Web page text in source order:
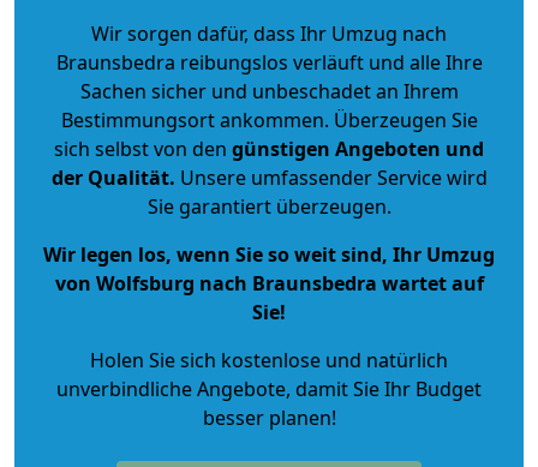
Wir sorgen dafür, dass Ihr Umzug nach
Braunsbedra reibungslos verläuft und alle Ihre
Sachen sicher und unbeschadet an Ihrem
Bestimmungsort ankommen. Überzeugen Sie
sich selbst von den günstigen Angeboten und
der Qualität. Unsere umfassender Service wird
Sie garantiert überzeugen.
Wir legen los, wenn Sie so weit sind, Ihr Umzug
von Wolfsburg nach Braunsbedra wartet auf
Sie!
Holen Sie sich kostenlose und natürlich
unverbindliche Angebote, damit Sie Ihr Budget
besser planen!